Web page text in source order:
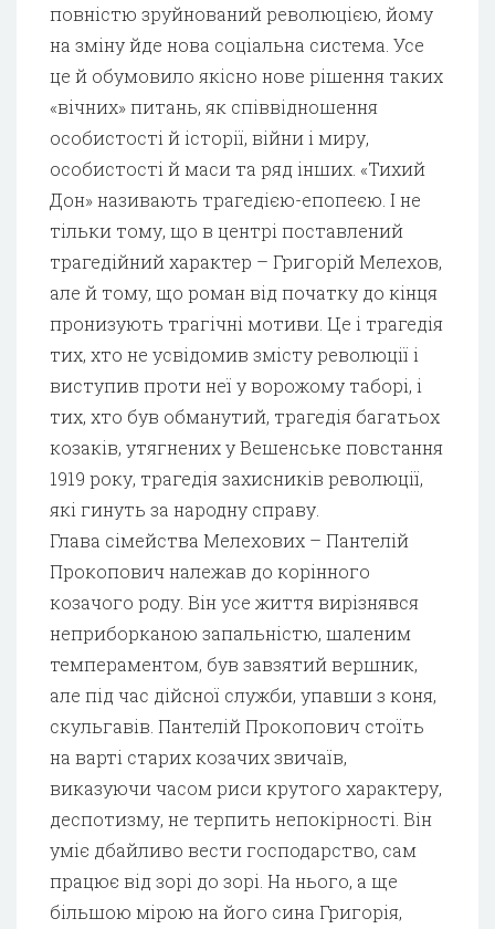
повністю зруйнований революцією, йому
на зміну йде нова соціальна система. Усе
це й обумовило якісно нове рішення таких
«вічних» питань, як співвідношення
особистості й історії, війни і миру,
особистості й маси та ряд інших. «Тихий
Дон» називають трагедією-епопеєю. І не
тільки тому, що в центрі поставлений
трагедійний характер – Григорій Мелехов,
але й тому, що роман від початку до кінця
пронизують трагічні мотиви. Це і трагедія
тих, хто не усвідомив змісту революції і
виступив проти неї у ворожому таборі, і
тих, хто був обманутий, трагедія багатьох
козаків, утягнених у Вешенське повстання
1919 року, трагедія захисників революції,
які гинуть за народну справу.
Глава сімейства Мелехових – Пантелій
Прокопович належав до корінного
козачого роду. Він усе життя вирізнявся
неприборканою запальністю, шаленим
темпераментом, був завзятий вершник,
але під час дійсної служби, упавши з коня,
скульгавів. Пантелій Прокопович стоїть
на варті старих козачих звичаїв,
виказуючи часом риси крутого характеру,
деспотизму, не терпить непокірності. Він
уміє дбайливо вести господарство, сам
працює від зорі до зорі. На нього, а ще
більшою мірою на його сина Григорія,